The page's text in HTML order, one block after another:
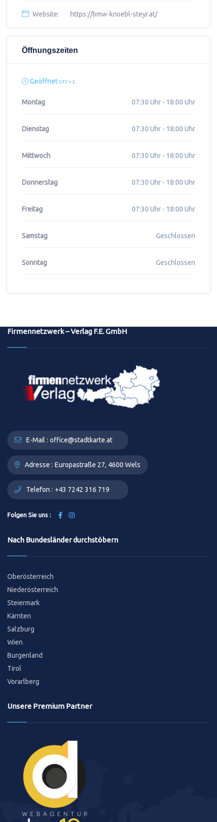
Website: https://bmw-knoebl-steyr.at/
Öffnungszeiten
Geöffnet UTC + 2
Montag 07:30 Uhr - 18:00 Uhr
Dienstag 07:30 Uhr - 18:00 Uhr
Mittwoch 07:30 Uhr - 18:00 Uhr
Donnerstag 07:30 Uhr - 18:00 Uhr
Freitag 07:30 Uhr - 18:00 Uhr
Samstag Geschlossen
Sonntag Geschlossen
Firmennetzwerk – Verlag F.E. GmbH
E-Mail : office@stadtkarte.at
Adresse : Europastraße 27, 4600 Wels
Telefon : +43 7242 316 719
Folgen Sie uns :
Nach Bundesländer durchstöbern
Oberösterreich
Niederösterreich
Steiermark
Kärnten
Salzburg
Wien
Burgenland
Tirol
Vorarlberg
Unsere Premium Partner